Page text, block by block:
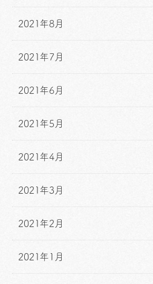
2021年8月
2021年7月
2021年6月
2021年5月
2021年4月
2021年3月
2021年2月
2021年1月